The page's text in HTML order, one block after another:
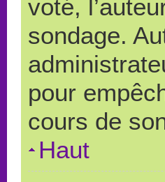
voté,
sondage.
pour
cours de
Haut